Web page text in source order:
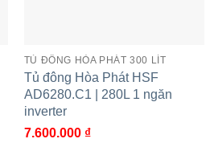
|
Tủ đông Hòa Phát
| 271L 1 ngăn inverter
TỦ ĐÔNG HÒA PHÁT 300 LÍT
Tủ đông Hòa Phát HSF
AD6280.C1 | 280L 1 ngăn
inverter
7.600.000 ₫